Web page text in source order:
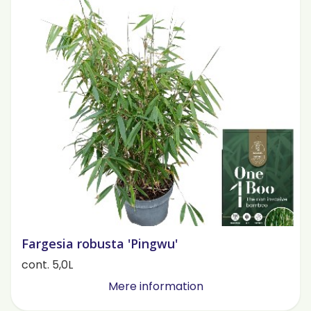
Fargesia robusta 'Pingwu'
cont. 5,0L
Mere information